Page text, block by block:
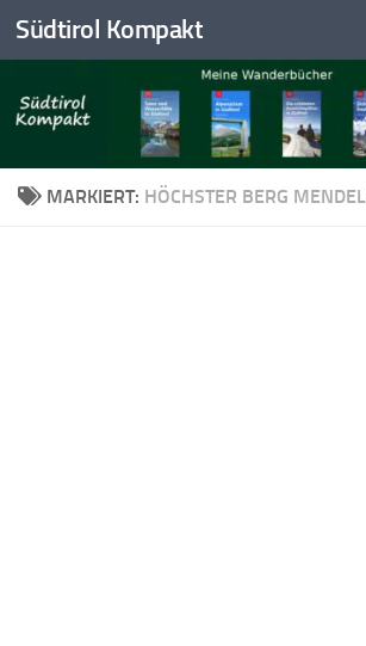
Skip to content
Südtirol Kompakt
MARKIERT: HÖCHSTER BERG